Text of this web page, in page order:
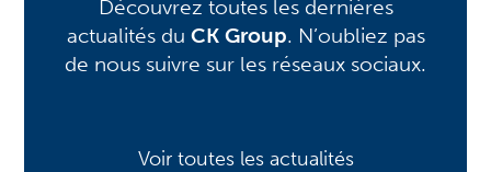
Découvrez toutes les dernières
actualités du CK Group. N’oubliez pas
de nous suivre sur les réseaux sociaux.
Voir toutes les actualités